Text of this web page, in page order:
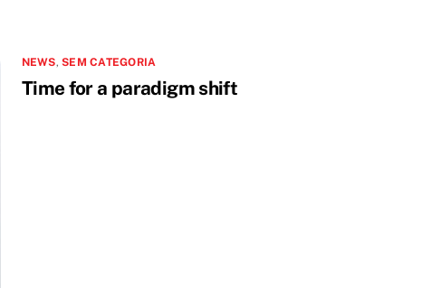
NEWS,SEM CATEGORIA
Time for a paradigm shift